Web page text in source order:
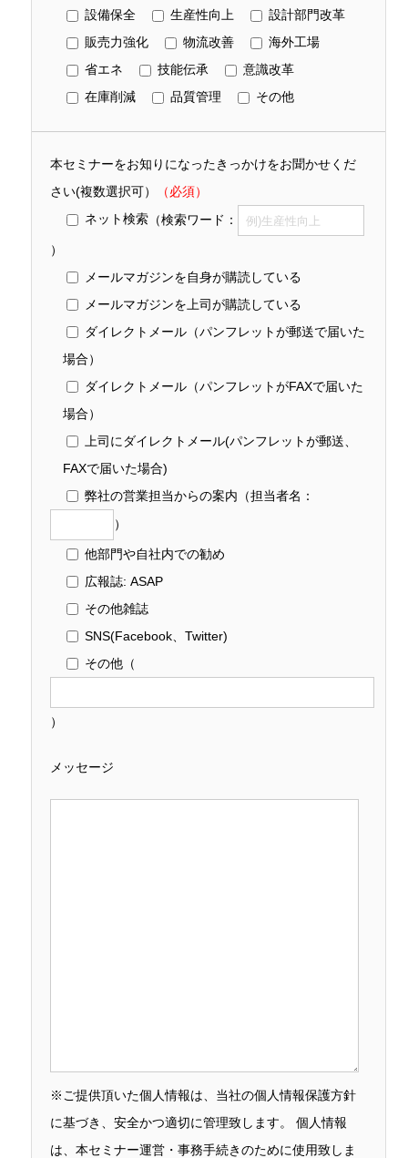
設備保全 生産性向上
設計部門改革
販売力強化
物流改善
海外工場
省エネ
技能伝承
意識改革
在庫削減
品質管理 その他
本セミナーをお知りになったきっかけをお聞かせくだ
さい(複数選択可）
（必須）
ネット検索 （検索ワード：
）
メールマガジンを自身が購読している
メールマガジンを上司が購読している
ダイレクトメール（パンフレットが郵送で届いた
場合）
ダイレクトメール（パンフレットがFAXで届いた
場合）
上司にダイレクトメール(パンフレットが郵送、
FAXで届いた場合)
弊社の営業担当からの案内 （担当者名：
）
他部門や自社内での勧め
広報誌: ASAP
その他雑誌
SNS(Facebook、Twitter)
その他 （
）
メッセージ
※ご提供頂いた個人情報は、当社の個人情報保護方針
に基づき、安全かつ適切に管理致します。 個人情報
は、本セミナー運営・事務手続きのために使用致しま